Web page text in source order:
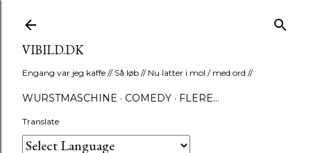
VIBILD.DK
Engang var jeg kaffe // Så løb // Nu latter i mol / med ord //
WURSTMASCHINE COMEDY FLERE…
Translate